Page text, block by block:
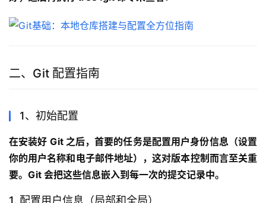
二、Git 配置指南
1、初始配置
在安装好 Git 之后，首要的任务是配置用户身份信息（设置
你的用户名称和电子邮件地址），这对版本控制而言至关重
要。Git 会把这些信息嵌入到每一次的提交记录中。
1. 配置用户信息（局部和全局）